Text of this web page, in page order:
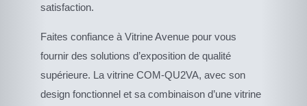
satisfaction.
Faites confiance à Vitrine Avenue pour vous
fournir des solutions d’exposition de qualité
supérieure. La vitrine COM-QU2VA, avec son
design fonctionnel et sa combinaison d’une vitrine